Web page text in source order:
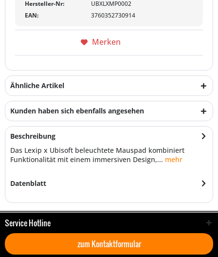
Hersteller-Nr:
UBXLXMP0002
EAN:
3760352730914
Merken
Ähnliche Artikel
Kunden haben sich ebenfalls angesehen
Beschreibung
Das Lexip x Ubisoft beleuchtete Mauspad kombiniert
Funktionalität mit einem immersiven Design,... mehr
Datenblatt
Service Hotline
zum Kontaktformular